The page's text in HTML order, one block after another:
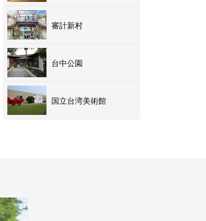
審計新村
台中公園
国立台湾美術館